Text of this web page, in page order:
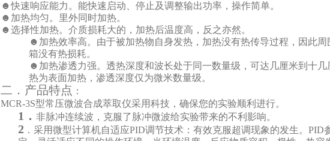
☻快速响应能力。能快速启动、停止及调整输出功率，操作简单。
☻ 加热均匀。里外同时加热。
☻ 选择性加热。介质损耗大的，加热后温度高，反之亦然。
☻ 加热效率高。由于被加热物自身发热，加热没有热传导过程，因此
箱没有热损耗。
☻ 加热渗透力强。透热深度和波长处于同一数量级，可达几厘米到十几
热为表面加热，渗透深度仅为微米数量级。
二．产品特点 ：
MCR-3S型常压微波合成萃取仪采用科技，确保您的实验顺利进行。
1 ．非脉冲连续波，克服了脉冲微波给实验带来的不利影响。
2 ．采用微型计算机自适应PID调节技术：有效克服超调现象的发生。PID